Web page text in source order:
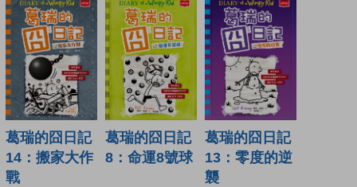
葛瑞的囧日記
14：搬家大作
戰
葛瑞的囧日記
8：命運8號球
葛瑞的囧日記
13：零度的逆
襲